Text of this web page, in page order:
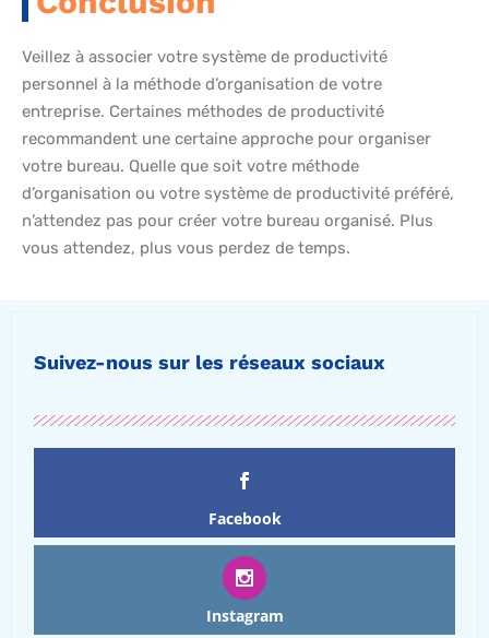
Veillez à associer votre système de productivité
personnel à la méthode d’organisation de votre
entreprise. Certaines méthodes de productivité
recommandent une certaine approche pour organiser
votre bureau. Quelle que soit votre méthode
d’organisation ou votre système de productivité préféré,
n’attendez pas pour créer votre bureau organisé. Plus
vous attendez, plus vous perdez de temps.
Suivez-nous sur les réseaux sociaux
Facebook
Instagram